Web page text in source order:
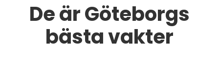
De är Göteborgs
bästa vakter